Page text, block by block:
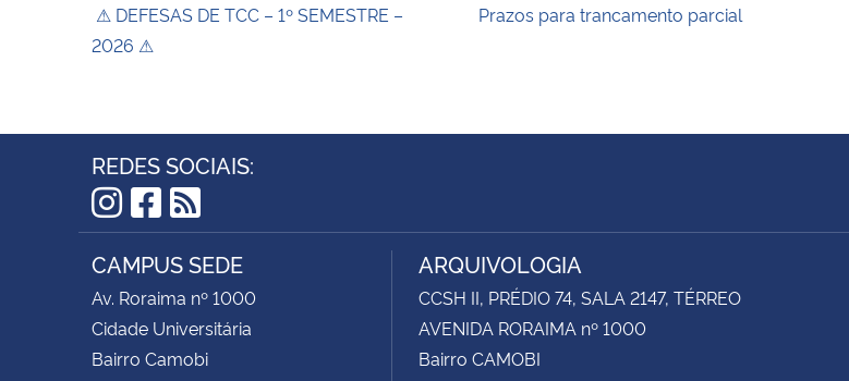
⚠ DEFESAS DE TCC – 1º SEMESTRE –
2026 ⚠
Prazos para trancamento parcial
REDES SOCIAIS:
Instagram
Facebook
RSS
CAMPUS SEDE
Av. Roraima nº 1000
Cidade Universitária
Bairro Camobi
ARQUIVOLOGIA
CCSH II, PRÉDIO 74, SALA 2147, TÉRREO
AVENIDA RORAIMA nº 1000
Bairro CAMOBI